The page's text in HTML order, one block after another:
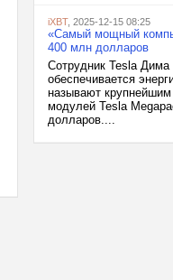
iXBT, 2025-12-15 08:25
«Самый мощный
400 млн долларов
Сотрудник Tesla
обеспечивается
называют
модулей Tesla
долларов....